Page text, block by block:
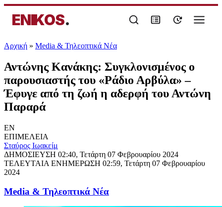
ENIKOS.
Αρχική » Media & Τηλεοπτικά Νέα
Αντώνης Κανάκης: Συγκλονισμένος ο
παρουσιαστής του «Ράδιο Αρβύλα» –
Έφυγε από τη ζωή η αδερφή του Αντώνη
Παραρά
EN
ΕΠΙΜΕΛΕΙΑ
Σταύρος Ιωακείμ
ΔΗΜΟΣΙΕΥΣΗ 02:40, Τετάρτη 07 Φεβρουαρίου 2024
ΤΕΛΕΥΤΑΙΑ ΕΝΗΜΕΡΩΣΗ 02:59, Τετάρτη 07 Φεβρουαρίου
2024
Media & Τηλεοπτικά Νέα